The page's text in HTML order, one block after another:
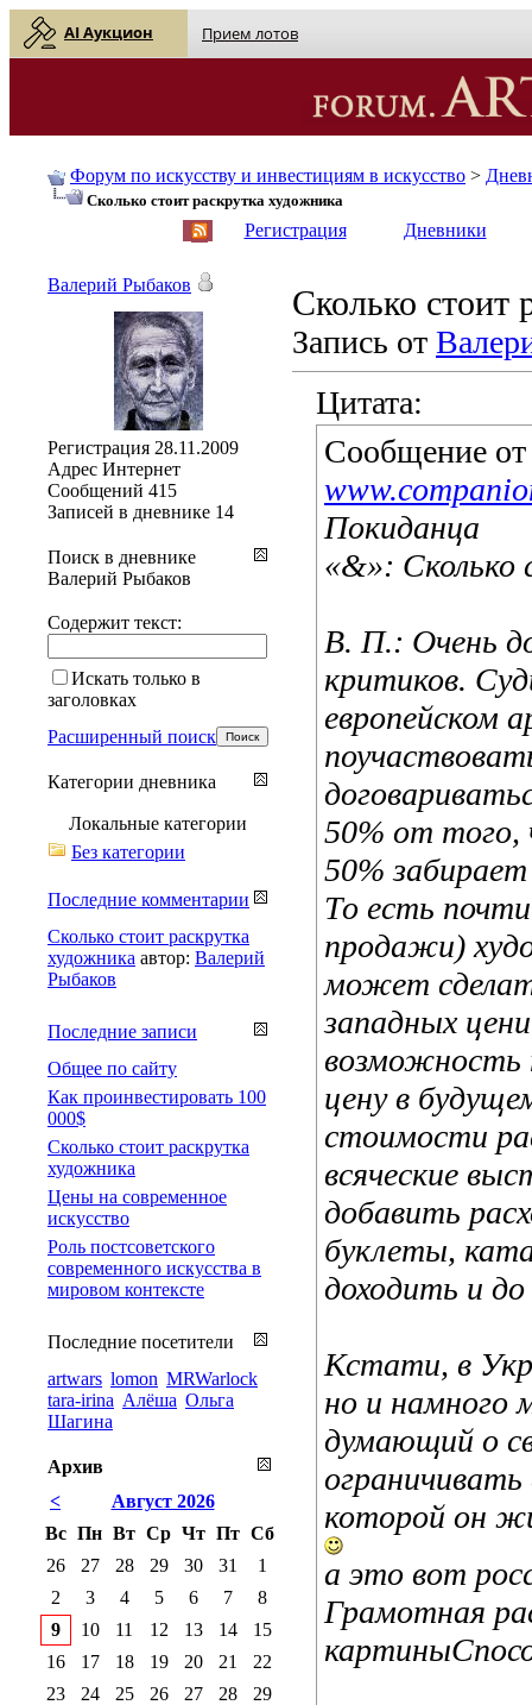
AI Аукцион Прием лотов
Форум по искусству и инвестициям в искусство >
Сколько стоит раскрутка художника
Регистрация Дневники
Сколько стоит
Запись от
Цитата:
Сообщение
Покиданца
«&»: Сколько
В. П.: Очень
критиков.
европейском
50% от того,
50%
То есть
продажи)
может
западных
возможность
цену в
стоимости
всяческие
добавить
буклеты,
доходить и
Кстати, в
но и намного
думающий о
которой он
а это вот
Грамотная
Валерий Рыбаков
Регистрация 28.11.2009
Адрес Интернет
Сообщений 415
Записей в дневнике 14
Поиск в дневнике
Валерий Рыбаков
Содержит текст:
Искать только в
заголовках
Расширенный поиск
Категории дневника
Локальные категории
Без категории
Последние комментарии
Сколько стоит раскрутка
художника автор: Валерий
Рыбаков
Последние записи
Общее по сайту
Как проинвестировать 100
000$
Сколько стоит раскрутка
художника
Цены на современное
искусство
Роль постсоветского
современного искусства в
мировом контексте
Последние посетители
artwars lomon MRWarlock
tara-irina Алёша Ольга
Шагина
Архив
<
Август 2026
Вс Пн Вт Ср Чт Пт Сб
26
27 28 29 30 31
1
2
3 4 5 6 7
8
9
10 11 12 13 14
15
16
17 18 19 20 21
22
23
24 25 26 27 28
29